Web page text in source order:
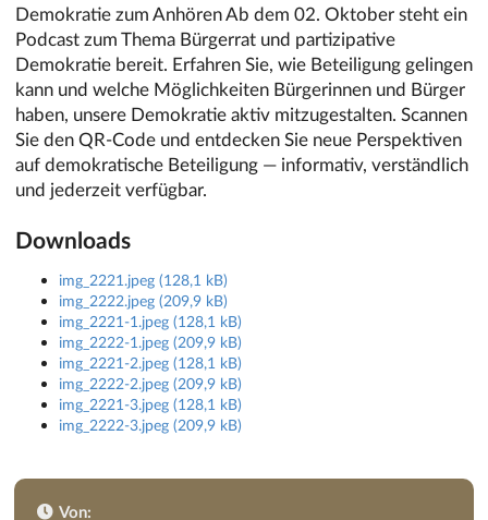
Demokratie zum Anhören Ab dem 02. Oktober steht ein
Podcast zum Thema Bürgerrat und partizipative
Demokratie bereit. Erfahren Sie, wie Beteiligung gelingen
kann und welche Möglichkeiten Bürgerinnen und Bürger
haben, unsere Demokratie aktiv mitzugestalten. Scannen
Sie den QR-Code und entdecken Sie neue Perspektiven
auf demokratische Beteiligung — informativ, verständlich
und jederzeit verfügbar.
Downloads
img_2221.jpeg (128,1 kB)
img_2222.jpeg (209,9 kB)
img_2221-1.jpeg (128,1 kB)
img_2222-1.jpeg (209,9 kB)
img_2221-2.jpeg (128,1 kB)
img_2222-2.jpeg (209,9 kB)
img_2221-3.jpeg (128,1 kB)
img_2222-3.jpeg (209,9 kB)
Von: